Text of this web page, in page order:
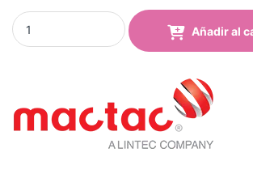
Vinilo Mactac 9839-20 Egyptian Blue Brillo
Añadir al